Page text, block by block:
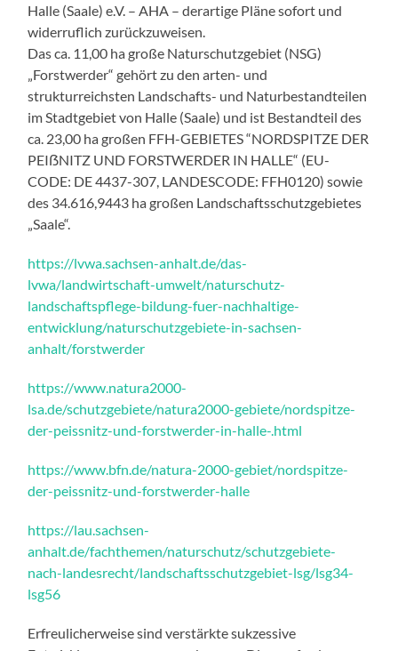
Halle (Saale) e.V. – AHA – derartige Pläne sofort und
widerruflich zurückzuweisen.
Das ca. 11,00 ha große Naturschutzgebiet (NSG)
„Forstwerder“ gehört zu den arten- und
strukturreichsten Landschafts- und Naturbestandteilen
im Stadtgebiet von Halle (Saale) und ist Bestandteil des
ca. 23,00 ha großen FFH-GEBIETES “NORDSPITZE DER
PEIẞNITZ UND FORSTWERDER IN HALLE“ (EU-
CODE: DE 4437-307, LANDESCODE: FFH0120) sowie
des 34.616,9443 ha großen Landschaftsschutzgebietes
„Saale“.
https://lvwa.sachsen-anhalt.de/das-
lvwa/landwirtschaft-umwelt/naturschutz-
landschaftspflege-bildung-fuer-nachhaltige-
entwicklung/naturschutzgebiete-in-sachsen-
anhalt/forstwerder
https://www.natura2000-
lsa.de/schutzgebiete/natura2000-gebiete/nordspitze-
der-peissnitz-und-forstwerder-in-halle-.html
https://www.bfn.de/natura-2000-gebiet/nordspitze-
der-peissnitz-und-forstwerder-halle
https://lau.sachsen-
anhalt.de/fachthemen/naturschutz/schutzgebiete-
nach-landesrecht/landschaftsschutzgebiet-lsg/lsg34-
lsg56
Erfreulicherweise sind verstärkte sukzessive